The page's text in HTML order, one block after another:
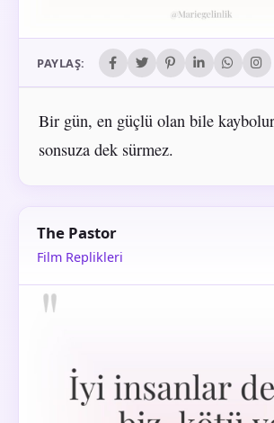
PAYLAŞ:
Bir gün, en güçlü olan bile
sonsuza dek sürmez.
The Pastor
Film Replikleri